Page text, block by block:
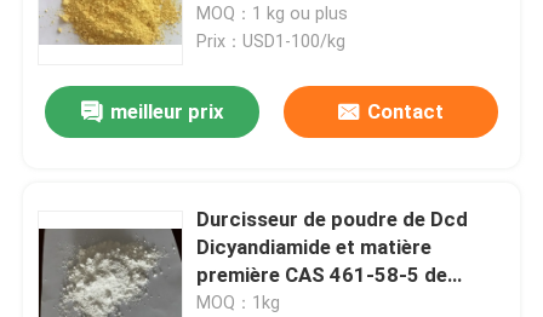
résine et agent de liaison
MOQ：1 kg ou plus
Prix：USD1-100/kg
meilleur prix Contact
Durcisseur de poudre de Dcd
Dicyandiamide et matière
première CAS 461-58-5 de
stabilisateur
MOQ：1kg